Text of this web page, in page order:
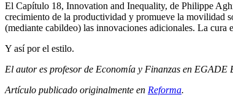
El Capítulo 18, Innovation and Inequality, de Philippe
crecimiento de la productividad y promueve la movilidad
(mediante cabildeo) las innovaciones adicionales. La cura
Y así por el estilo.
El autor es profesor de Economía y Finanzas en EGADE
Artículo publicado originalmente en Reforma.